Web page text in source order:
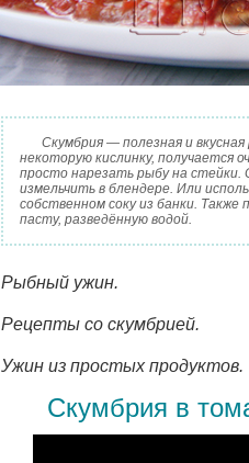
Скумбрия — полезная и
некоторую кислинку, получается
просто нарезать рыбу на
измельчить в блендере. Или
собственном соку из банки.
пасту, разведённую водой.
Рыбный ужин.
Рецепты со скумбрией.
Ужин из простых продуктов.
Скумбрия в